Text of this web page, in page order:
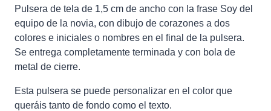
Pulsera de tela de 1,5 cm de ancho con la frase Soy del
equipo de la novia, con dibujo de corazones a dos
colores e iniciales o nombres en el final de la pulsera.
Se entrega completamente terminada y con bola de
metal de cierre.
Esta pulsera se puede personalizar en el color que
queráis tanto de fondo como el texto.